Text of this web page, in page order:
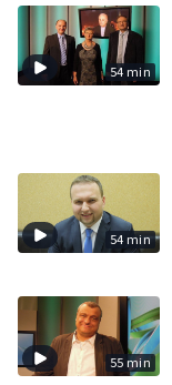
54 min
54 min
55 min